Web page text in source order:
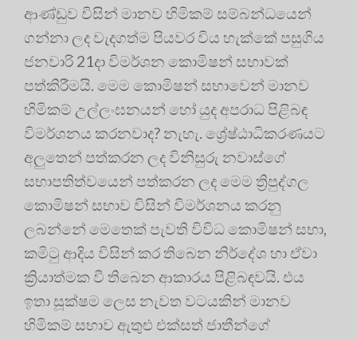
ආණ්ඩුව විසින් මානව හිමිකම් සම්බන්ධයෙන්
ගන්නා ලද වැදගත්ම පියවර විය හැක්කේ පසුගිය
ජනවාරි 21දා විමර්ශන කොමිෂන් සභාවක්
පත්කිරීමයි. මෙම කොමිෂන් සභාවෙන් මානව
හිමිකම් උල්ලංඝනයන් හෝ යුද අපරාධ පිළිබඳ
විමර්ශනය කරනවාද? නැහැ. ශ්‍රේෂ්ඨාධිකරණයට
අලුතෙන් පත්කරන ලද විනිසුරු නවාස්ගේ
සභාපතිත්වයෙන් පත්කරන ලද මෙම ත්‍රිපුද්ගල
කොමිෂන් සභාව විසින් විමර්ශනය කරනු
ලබන්නේ මෙතෙක් පැවති විවිධ කොමිෂන් සභා,
කමිටු ආදිය විසින් කර තිබෙන නිර්දේශ හා ඒවා
ක්‍රියාත්මක වී තිබෙන ආකාරය පිළිබඳවයි. එය
ඉතා සූක්ෂම ලෙස නැවත වටයකින් මානව
හිමිකම් සභාව ඇතුළු එක්සත් ජාතීන්ගේ